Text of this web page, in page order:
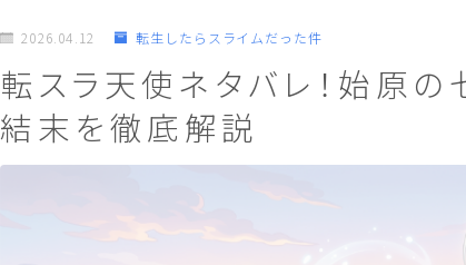
2026.04.12 転生したらスライムだった件
転スラ天使ネタバレ！始原
結末を徹底解説